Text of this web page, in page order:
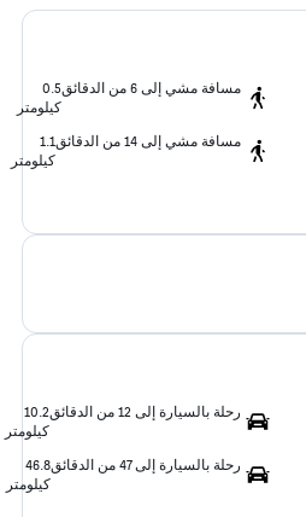
مسافة مشي إلى 6 من الدقائق
0.5
كيلومتر
مسافة مشي إلى 14 من الدقائق
1.1
كيلومتر
رحلة بالسيارة إلى 12 من الدقائق
10.2
كيلومتر
رحلة بالسيارة إلى 47 من الدقائق
46.8
كيلومتر